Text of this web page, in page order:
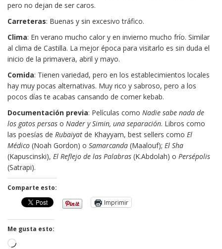
pero no dejan de ser caros.
Carreteras: Buenas y sin excesivo tráfico.
Clima: En verano mucho calor y en invierno mucho frío. Similar
al clima de Castilla. La mejor época para visitarlo es sin duda el
inicio de la primavera, abril y mayo.
Comida: Tienen variedad, pero en los establecimientos locales
hay muy pocas alternativas. Muy rico y sabroso, pero a los
pocos días te acabas cansando de comer kebab.
Documentación previa: Películas como Nadie sabe nada de
los gatos persas o Nader y Simin, una separación. Libros como
las poesías de Rubaiyat de Khayyam, best sellers como El
Médico (Noah Gordon) o Samarcanda (Maalouf); El Sha
(Kapuscinski), El Reflejo de las Palabras (K.Abdolah) o Persépolis
(Satrapi).
Comparte esto:
Imprimir
Me gusta esto:
Cargando...